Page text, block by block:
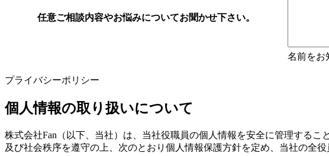
任意ご相談内容やお悩みについてお聞かせ下さい。
名前をお
プライバシーポリシー
個人情報の取り扱いについて
株式会社Fan（以下、当社）は、当社役職員の個人情報を安全に管理する
及び社会秩序を遵守の上、次のとおり個人情報保護方針を定め、当社の全